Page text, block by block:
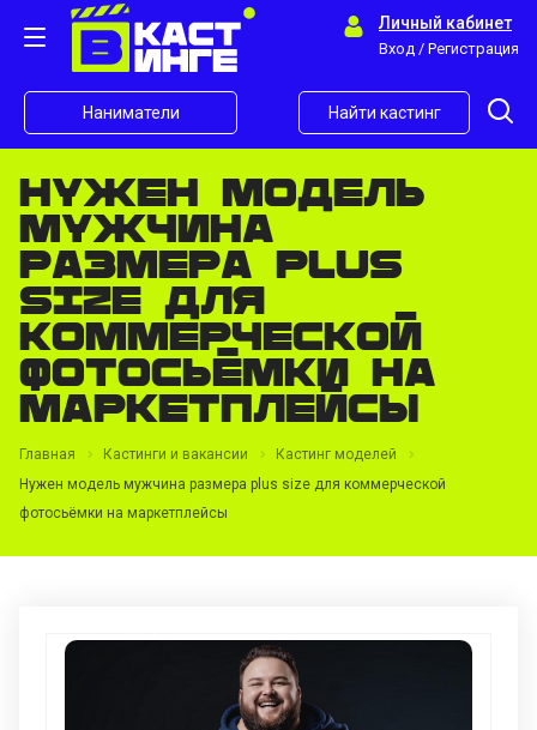
Личный кабинет
Вход / Регистрация
Наниматели Найти кастинг
Нужен модель
мужчина
размера plus
size для
коммерческой
фотосьёмки на
маркетплейсы
Главная Кастинги и вакансии
Кастинг моделей
Нужен модель мужчина размера plus size для коммерческой
фотосьёмки на маркетплейсы